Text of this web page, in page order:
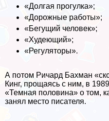
«Долгая прогулка»;
«Дорожные работы»;
«Бегущий человек»;
«Худеющий»;
«Регуляторы».
А потом Ричард Бахман
Кинг, прощаясь с ним, в
«Темная половина» о том,
занял место писателя.